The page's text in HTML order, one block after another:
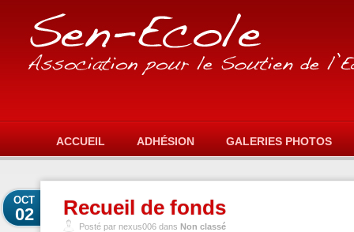
ACCUEIL ADHÉSION GALERIES PHOTOS
Recueil de fonds
OCT
02
Posté par nexus006 dans Non classé